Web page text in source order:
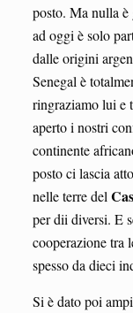
posto. Ma nulla
ad oggi è solo
dalle origini
Senegal è
ringraziamo lui e
aperto i nostri
continente
posto ci lascia
nelle terre del
per dii diversi. E
cooperazione tra
spesso da dieci
Si è dato poi